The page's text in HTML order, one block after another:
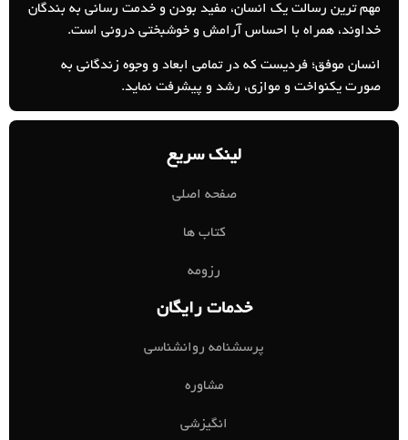
مهم ترین رسالت یک انسان، مفید بودن و خدمت رسانی به بندگان
خداوند، همراه با احساس آرامش و خوشبختی درونی است.
انسان موفق؛ فردیست که در تمامی ابعاد و وجوه زندگانی به
صورت یکنواخت و موازی، رشد و پیشرفت نماید.
لینک سریع
صفحه اصلی
کتاب ها
رزومه
خدمات رایگان
پرسشنامه روانشناسی
مشاوره
انگیزشی